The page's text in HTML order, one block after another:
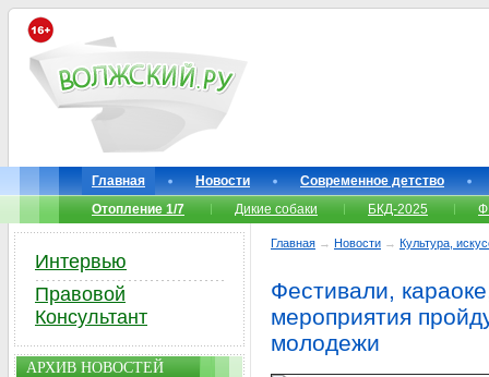
Главная Новости
Современное детство
Отопление 1/7
Дикие собаки БКД-2025
Главная → Новости → Культура,
Фестивали,
мероприятия
молодежи
Интервью
Правовой
Консультант
АРХИВ НОВОСТЕЙ